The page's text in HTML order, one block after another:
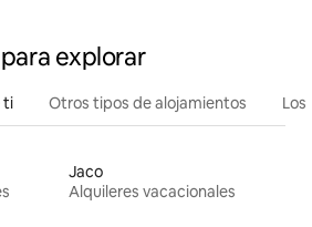
explorar
ti Otros tipos de alojamientos
Jaco
Alquileres vacacionales